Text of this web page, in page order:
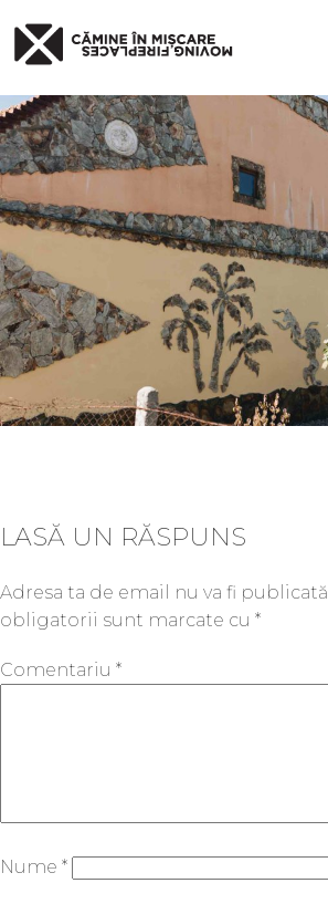
Published
inFestival MF – zi 1
LASĂ UN RĂSPUNS
Adresa ta de email nu va fi publicată.
obligatorii sunt marcate cu *
Comentariu *
Nume *